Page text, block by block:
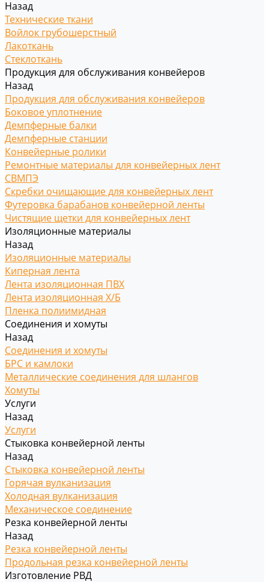
Назад
Технические ткани
Войлок грубошерстный
Лакоткань
Стеклоткань
Продукция для обслуживания конвейеров
Назад
Продукция для обслуживания конвейеров
Боковое уплотнение
Демпферные балки
Демпферные станции
Конвейерные ролики
Ремонтные материалы для конвейерных лент
СВМПЭ
Скребки очищающие для конвейерных лент
Футеровка барабанов конвейерной ленты
Чистящие щетки для конвейерных лент
Изоляционные материалы
Назад
Изоляционные материалы
Киперная лента
Лента изоляционная ПВХ
Лента изоляционная Х/Б
Пленка полиимидная
Соединения и хомуты
Назад
Соединения и хомуты
БРС и камлоки
Металлические соединения для шлангов
Хомуты
Услуги
Назад
Услуги
Стыковка конвейерной ленты
Назад
Стыковка конвейерной ленты
Горячая вулканизация
Холодная вулканизация
Механическое соединение
Резка конвейерной ленты
Назад
Резка конвейерной ленты
Продольная резка конвейерной ленты
Изготовление РВД